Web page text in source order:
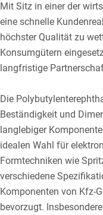
Mit Sitz in einer der
eine schnelle
höchster Qualität zu
Konsumgütern
langfristige
Die
Beständigkeit und
langlebiger
idealen Wahl für
Formtechniken wie
verschiedene
Komponenten von Kfz-
bevorzugt.